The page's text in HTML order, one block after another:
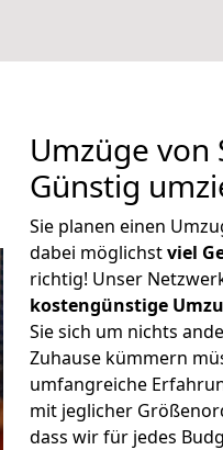
Umzüge von
Günstig
Sie planen einen
dabei möglichstviel
richtig! Unser
kostengünstige
Sie sich um nichts
Zuhause kümmern
umfangreiche
mit jeglicher
dass wir für jedes